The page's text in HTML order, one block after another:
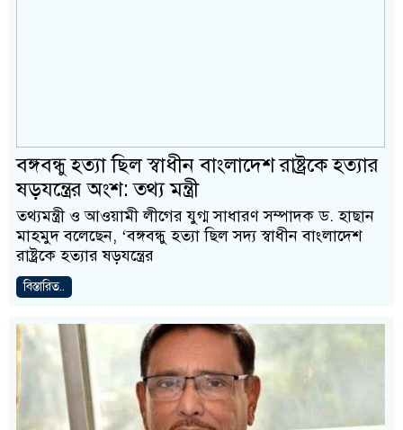
বঙ্গবন্ধু হত্যা ছিল স্বাধীন বাংলাদেশ রাষ্ট্রকে হত্যার
ষড়যন্ত্রের অংশ: তথ্য মন্ত্রী
তথ্যমন্ত্রী ও আওয়ামী লীগের যুগ্ম সাধারণ সম্পাদক ড. হাছান
মাহমুদ বলেছেন, ‘বঙ্গবন্ধু হত্যা ছিল সদ্য স্বাধীন বাংলাদেশ
রাষ্ট্রকে হত্যার ষড়যন্ত্রের
বিস্তারিত..